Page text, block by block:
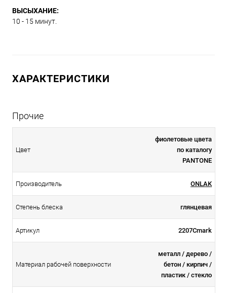
ВЫСЫХАНИЕ:
10 - 15 минут.
ХАРАКТЕРИСТИКИ
Прочие
Цвет
фиолетовые цвета
по каталогу
PANTONE
Производитель ONLAK
Степень блеска глянцевая
Артикул 2207Cmark
Материал рабочей поверхности
металл / дерево /
бетон / кирпич /
пластик / стекло